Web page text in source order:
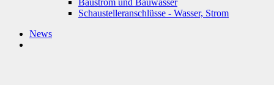
Baustrom und Bauwasser
Schaustelleranschlüsse - Wasser, Strom
News